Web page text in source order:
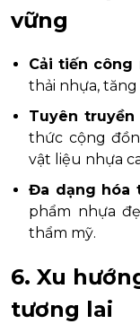
vững
Cải tiến công
thải nhựa, tăng
Tuyên
thức cộng
vật liệu nhựa
Đa dạng hóa
phẩm nhựa
thẩm mỹ.
6. Xu
tương lai